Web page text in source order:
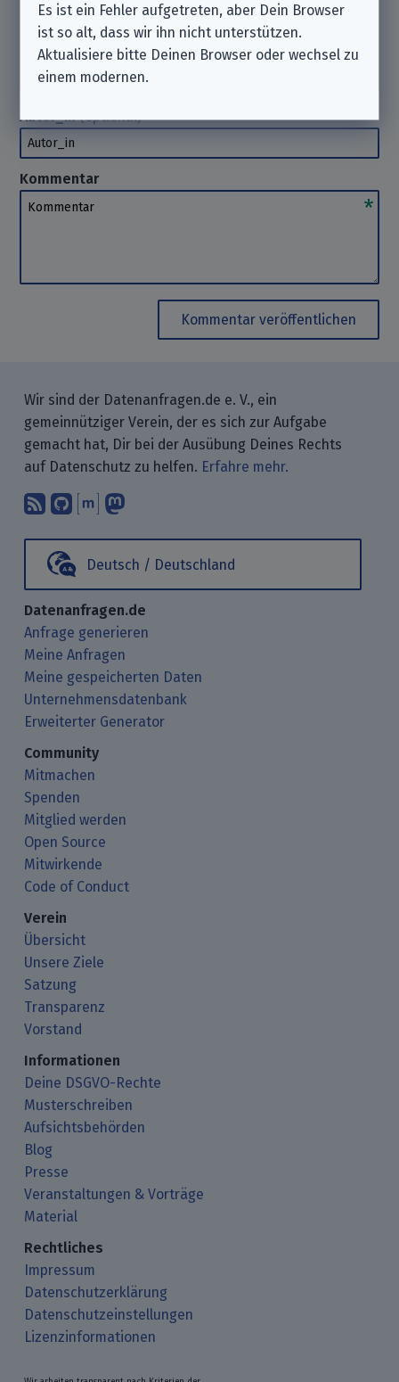
Anfrage stellen wollen, wende Dich bitte direkt
an das Unternehmen. Wir können Dir hierbei
nichthelfen. Danke für Dein Verständnis.
Autor_in(optional)
Autor_in
Kommentar
Kommentar
Kommentar veröffentlichen
Wir sind der Datenanfragen.de e. V., ein
gemeinnütziger Verein, der es sich zur Aufgabe
gemacht hat, Dir bei der Ausübung Deines Rechts
auf Datenschutz zu helfen. Erfahre mehr.
Abonniere unsere Blogbeiträge mit
Finde uns bei GitHub.
Unterhalte Dich mit uns über
Deutsch / Deutschland
Datenanfragen.de
Anfrage generieren
Meine Anfragen
Meine gespeicherten Daten
Unternehmensdatenbank
Erweiterter Generator
Community
Mitmachen
Spenden
Mitglied werden
Open Source
Mitwirkende
Code of Conduct
Verein
Übersicht
Unsere Ziele
Satzung
Transparenz
Vorstand
Informationen
Deine DSGVO-Rechte
Musterschreiben
Aufsichtsbehörden
Blog
Presse
Veranstaltungen & Vorträge
Material
Rechtliches
Impressum
Datenschutzerklärung
Datenschutzeinstellungen
Lizenzinformationen
Es ist ein Fehler aufgetreten, aber Dein Browser
ist so alt, dass wir ihn nicht unterstützen.
Aktualisiere bitte Deinen Browser oder wechsel zu
einem modernen.